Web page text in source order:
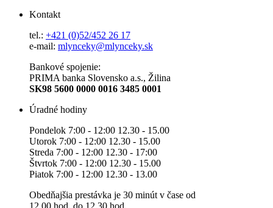
Kontakt
tel.: +421 (0)52/452 26 17
e-mail: mlynceky@mlynceky.sk
Bankové spojenie:
PRIMA banka Slovensko a.s., Žilina
SK98 5600 0000 0016 3485 0001
Úradné hodiny
Pondelok 7:00 - 12:00 12.30 - 15.00
Utorok 7:00 - 12:00 12.30 - 15.00
Streda 7:00 - 12:00 12.30 - 17:00
Štvrtok 7:00 - 12:00 12.30 - 15.00
Piatok 7:00 - 12:00 12.30 - 13.00
Obedňajšia prestávka je 30 minút v čase od